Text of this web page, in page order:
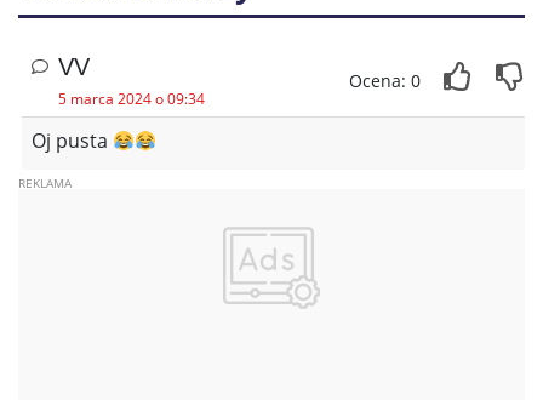
VV
5 marca 2024 o 09:34
Ocena: 0
Oj pusta